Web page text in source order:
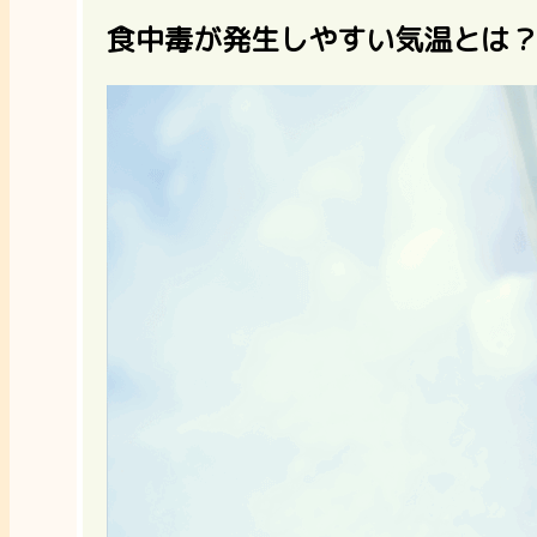
食中毒が発生しやすい気温とは？